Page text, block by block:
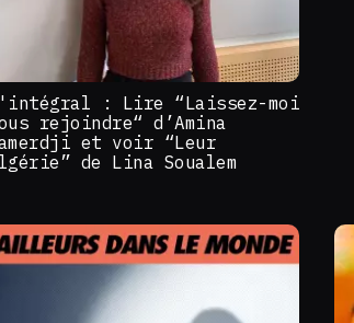
: Lire “Laissez-moi
rejoindre“ d’Amina
et voir “Leur
de Lina Soualem